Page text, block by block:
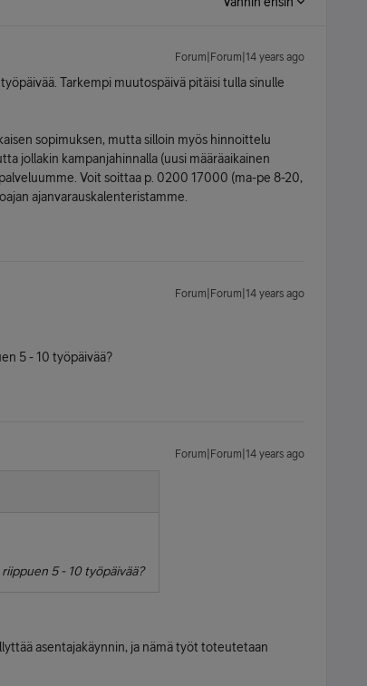
Forum|Forum|14 years ago
Tarkempi muutospäivä pitäisi tulla sinulle
sopimuksen, mutta silloin myös hinnoittelu
jollakin kampanjahinnalla (uusi määräaikainen
Voit soittaa p. 0200 17000 (ma-pe 8-20,
ajanvarauskalenteristamme.
Forum|Forum|14 years ago
5 - 10 työpäivää?
Forum|Forum|14 years ago
5 - 10 työpäivää?
asentajakäynnin, ja nämä työt toteutetaan